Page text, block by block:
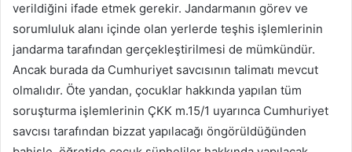
verildiğini ifade etmek gerekir. Jandarmanın görev ve
sorumluluk alanı içinde olan yerlerde teşhis işlemlerinin
jandarma tarafından gerçekleştirilmesi de mümkündür.
Ancak burada da Cumhuriyet savcısının talimatı mevcut
olmalıdır. Öte yandan, çocuklar hakkında yapılan tüm
soruşturma işlemlerinin ÇKK m.15/1 uyarınca Cumhuriyet
savcısı tarafından bizzat yapılacağı öngörüldüğünden